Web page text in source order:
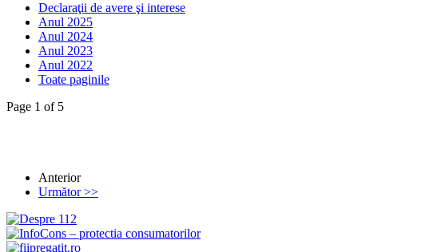
Declaraţii de avere şi interese
Anul 2025
Anul 2024
Anul 2023
Anul 2022
Toate paginile
Page 1 of 5
Anterior
Următor >>